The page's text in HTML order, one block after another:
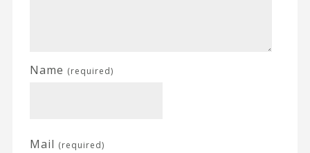
Name (required)
Mail (required)